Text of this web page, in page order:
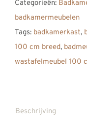
1000,
100
cm,
Solid
Surface
Categorieën:
badkamermeubelen
Tags: badkamerkast,
100 cm breed,
wastafelmeubel 100
Beschrijving